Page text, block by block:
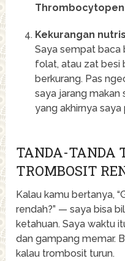
Kekurangan
Saya sempat baca
folat, atau zat besi
berkurang. Pas
saya jarang makan
yang akhirnya saya
TANDA-TANDA
TROMBOSIT
Kalau kamu bertanya,
rendah?” — saya bisa
ketahuan. Saya waktu
dan gampang memar.
kalau trombosit turun.